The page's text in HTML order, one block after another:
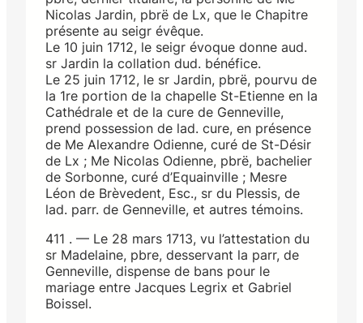
Nicolas Jardin, pbrë de Lx, que le Chapitre
présente au seigr évêque.
Le 10 juin 1712, le seigr évoque donne aud.
sr Jardin la collation dud. bénéfice.
Le 25 juin 1712, le sr Jardin, pbrë, pourvu de
la 1re portion de la chapelle St-Etienne en la
Cathédrale et de la cure de Genneville,
prend possession de lad. cure, en présence
de Me Alexandre Odienne, curé de St-Désir
de Lx ; Me Nicolas Odienne, pbrë, bachelier
de Sorbonne, curé d’Equainville ; Mesre
Léon de Brèvedent, Esc., sr du Plessis, de
lad. parr. de Genneville, et autres témoins.
411 . — Le 28 mars 1713, vu l’attestation du
sr Madelaine, pbre, desservant la parr, de
Genneville, dispense de bans pour le
mariage entre Jacques Legrix et Gabriel
Boissel.